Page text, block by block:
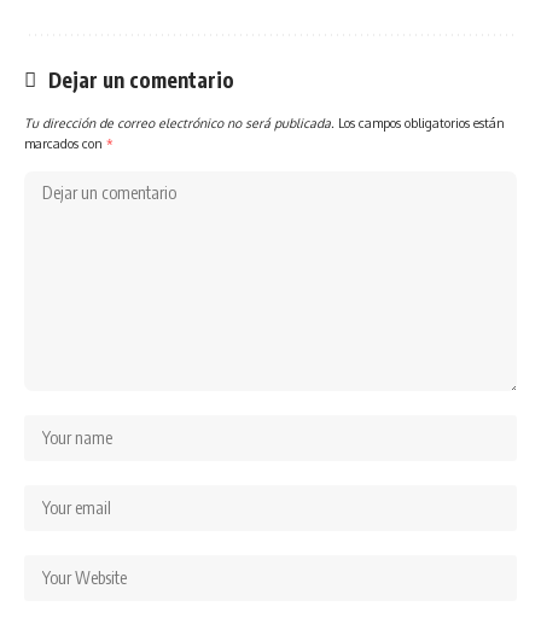
Dejar un comentario
Tu dirección de correo electrónico no será publicada. Los campos obligatorios están
marcados con *